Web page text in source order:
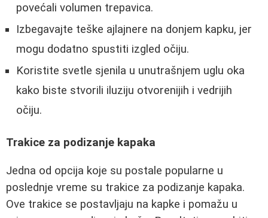
povećali volumen trepavica.
Izbegavajte teške ajlajnere na donjem kapku, jer
mogu dodatno spustiti izgled očiju.
Koristite svetle sjenila u unutrašnjem uglu oka
kako biste stvorili iluziju otvorenijih i vedrijih
očiju.
Trakice za podizanje kapaka
Jedna od opcija koje su postale popularne u
poslednje vreme su trakice za podizanje kapaka.
Ove trakice se postavljaju na kapke i pomažu u